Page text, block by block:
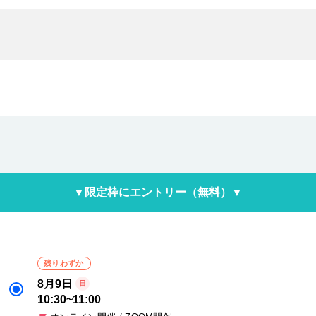
▼限定枠にエントリー（無料）▼
残りわずか
8月9日 日
10:30~11:00